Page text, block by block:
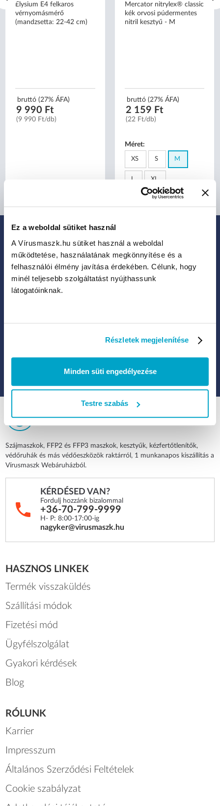
Ez a weboldal sütiket használ
A Vírusmaszk.hu sütiket használ a weboldal
működtetése, használatának megkönnyítése és a
felhasználói élmény javítása érdekében. Célunk, hogy
minél teljesebb szolgáltatást nyújthassunk
látogatóinknak.
Részletek megjelenítése
Minden süti engedélyezése
Testre szabás
Elysium E4 felkaros
vérnyomásmérő
(mandzsetta: 22-42 cm)
bruttó (27% ÁFA)
9 990 Ft
(9 990 Ft/db)
Mercator nitrylex® classic
kék orvosi púdermentes
nitril kesztyű - M
bruttó (27% ÁFA)
2 159 Ft
(22 Ft/db)
Méret:
XS S M
L XL
IRATKOZZ FEL HÍRLEVELÜNKRE:
Legfrissebb termékek, akciók és eladások
Szájmaszkok, FFP2 és FFP3 maszkok, kesztyűk, kézfertőtlenítők,
védőruhák és más védőeszközök raktárról, 1 munkanapos kiszállítás a
Vírusmaszk Webáruházból.
KÉRDÉSED VAN?
Fordulj hozzánk bizalommal
+36-70-799-9999
H- P: 8:00-17:00-ig
nagyker@virusmaszk.hu
HASZNOS LINKEK
Termék visszaküldés
Szállítási módok
Fizetési mód
Ügyfélszolgálat
Gyakori kérdések
Blog
RÓLUNK
Karrier
Impresszum
Általános Szerződési Feltételek
Cookie szabályzat